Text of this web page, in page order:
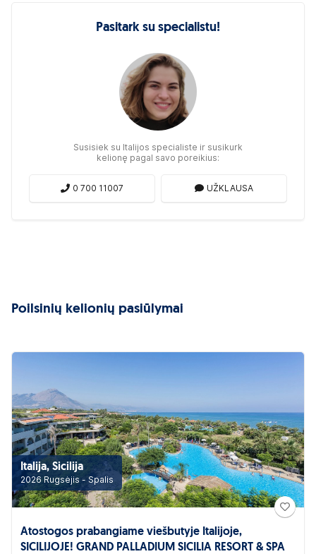
Pasitark su specialistu!
Susisiek su Italijos specialiste ir susikurk
kelionę pagal savo poreikius:
0 700 11007 UŽKLAUSA
Poilsinių kelionių pasiūlymai
Italija, Sicilija
2026 Rugsėjis - Spalis
Atostogos prabangiame viešbutyje Italijoje,
SICILIJOJE! GRAND PALLADIUM SICILIA RESORT & SPA